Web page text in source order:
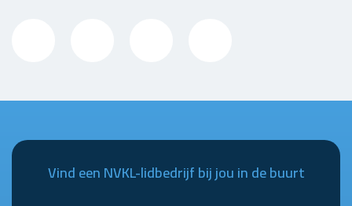
Vind een NVKL-lidbedrijf bij jou in de buurt